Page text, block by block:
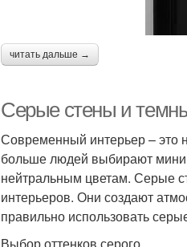
читать дальше →
Серые стены и
Современный интерьер – это
больше людей выбирают
нейтральным цветам. Серые
интерьеров. Они создают
правильно использовать